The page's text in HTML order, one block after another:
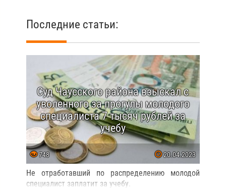
Последние статьи:
Суд Чаусского района взыскал с
уволенного за прогулы молодого
специалиста 7 тысяч рублей за
учебу
748 20.04.2023
Не отработавший по распределению молодой
специалист заплатит за учебу.